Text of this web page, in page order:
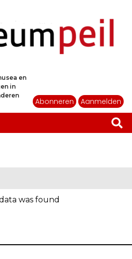
en
in
Abonneren Aanmelden
was found